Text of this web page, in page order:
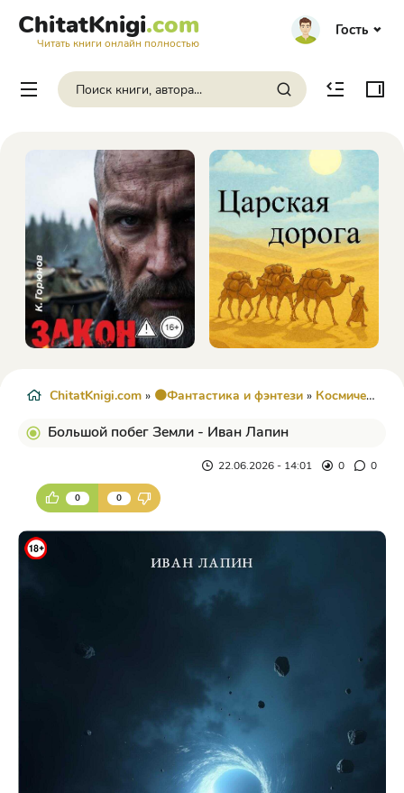
ChitatKnigi.com
Читать книги онлайн полностью
Гость
ChitatKnigi.com » 🟠Фантастика и фэнтези » Космическая фантастика
Большой побег Земли - Иван Лапин
22.06.2026 - 14:01 0 0
0 0